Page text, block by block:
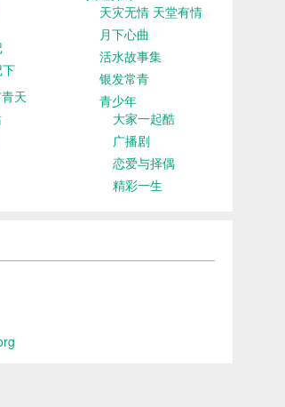
天
天灾无情 天堂有情
月下心曲
活水故事集
银发常青
青少年
大家一起酷
广播剧
恋爱与择偶
精彩一生